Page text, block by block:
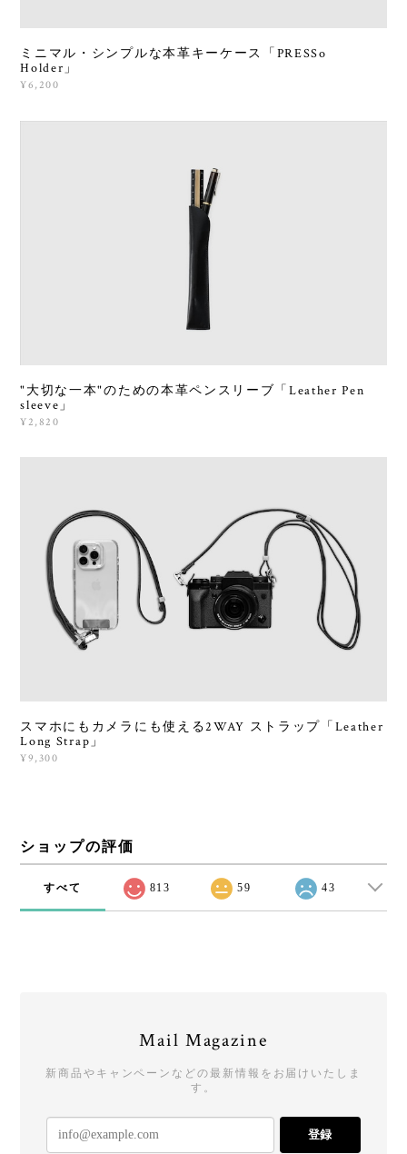
ミニマル・シンプルな本革キーケース「PRESSo
Holder」
¥6,200
"大切な一本"のための本革ペンスリーブ「Leather Pen
sleeve」
¥2,820
スマホにもカメラにも使える2WAY ストラップ「Leather
Long Strap」
¥9,300
ショップの評価
すべて 813 59 43
Mail Magazine
新商品やキャンペーンなどの最新情報をお届けいたしま
す。
登録